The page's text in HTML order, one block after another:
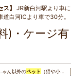
ス
JR新白河駅より車
道白河ICより車で30分。
)・ケージ
ゃん以外のペット （猫や小…